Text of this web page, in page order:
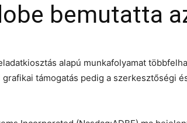
bemutatta
alapú munkafolyamat
grafikai támogatás pedig a szerkesztőségi